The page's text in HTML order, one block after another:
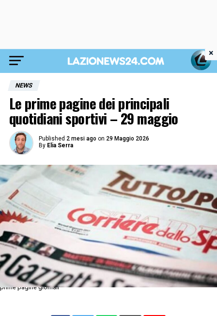
NEWS
Le prime pagine dei principali
quotidiani sportivi – 29 maggio
Published 2 mesi ago on 29 Maggio 2026
By Elia Serra
prime pagine giornali
×